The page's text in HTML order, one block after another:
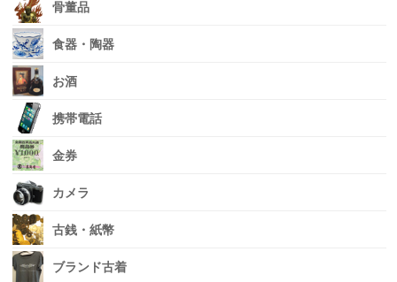
骨董品
食器・陶器
お酒
携帯電話
金券
カメラ
古銭・紙幣
ブランド古着